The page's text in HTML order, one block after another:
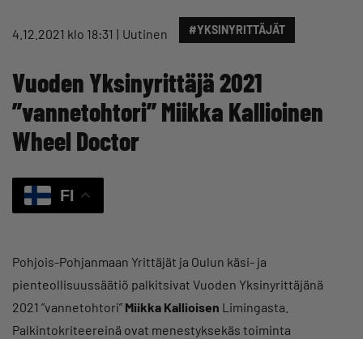
4.12.2021 klo 18:31 Uutinen #YKSINYRITTÄJÄT
Vuoden Yksinyrittäjä 2021
”vannetohtori” Miikka Kallioinen
Wheel Doctor
FI
Pohjois-Pohjanmaan Yrittäjät ja Oulun käsi- ja
pienteollisuussäätiö palkitsivat Vuoden Yksinyrittäjänä
2021 ”vannetohtori” Miikka Kallioisen Limingasta.
Palkintokriteereinä ovat menestyksekäs toiminta